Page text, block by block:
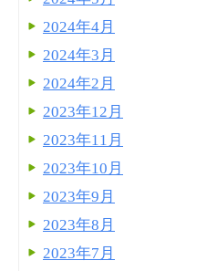
2024年4月
2024年3月
2024年2月
2023年12月
2023年11月
2023年10月
2023年9月
2023年8月
2023年7月